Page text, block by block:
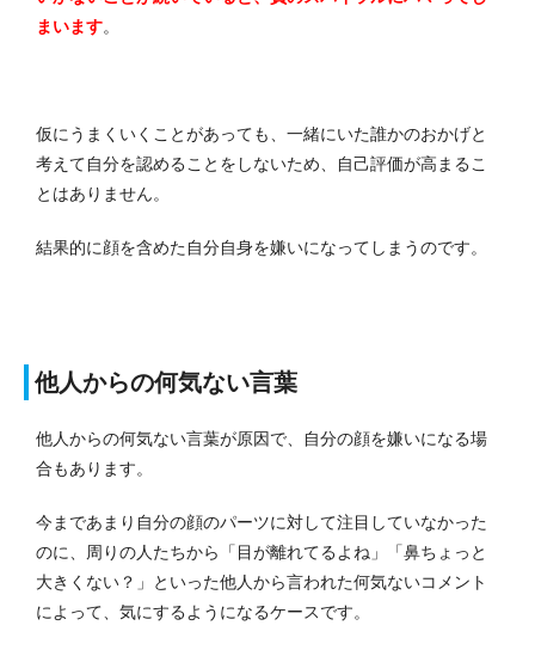
まいます。
仮にうまくいくことがあっても、一緒にいた誰かのおかげと
考えて自分を認めることをしないため、自己評価が高まるこ
とはありません。
結果的に顔を含めた自分自身を嫌いになってしまうのです。
他人からの何気ない言葉
他人からの何気ない言葉が原因で、自分の顔を嫌いになる場
合もあります。
今まであまり自分の顔のパーツに対して注目していなかった
のに、周りの人たちから「目が離れてるよね」「鼻ちょっと
大きくない？」といった他人から言われた何気ないコメント
によって、気にするようになるケースです。